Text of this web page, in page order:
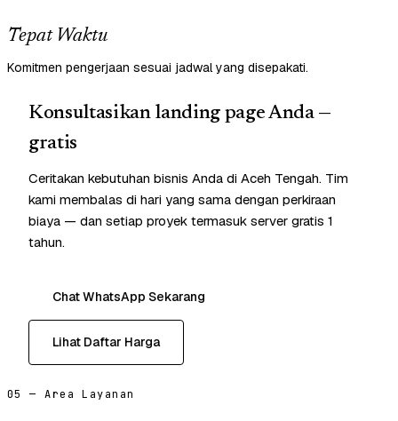
Tepat Waktu
Komitmen pengerjaan sesuai jadwal yang disepakati.
Konsultasikan landing page Anda —
gratis
Ceritakan kebutuhan bisnis Anda di Aceh Tengah. Tim
kami membalas di hari yang sama dengan perkiraan
biaya — dan setiap proyek termasuk server gratis 1
tahun.
Chat WhatsApp Sekarang
Lihat Daftar Harga
05 — Area Layanan